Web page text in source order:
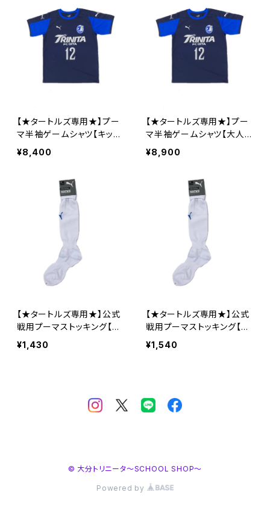
【★タートルズ専用★】プー
マ半袖ゲームシャツ【キッズ
110～160】※受注生産（納
期約2か月）
¥8,400
【★タートルズ専用★】プー
マ半袖ゲームシャツ【大人S
～4XL】※受注生産（納期約
2か月）
¥8,900
【★タートルズ専用★】公式
戦用プーマストッキング【キ
ッズ16-18cm～22-24cm】
¥1,430
【★タートルズ専用★】公式
戦用プーマストッキング【大
人25-27cm～28-30cm】
¥1,540
© 大分トリニータ～SCHOOL SHOP～
Powered by